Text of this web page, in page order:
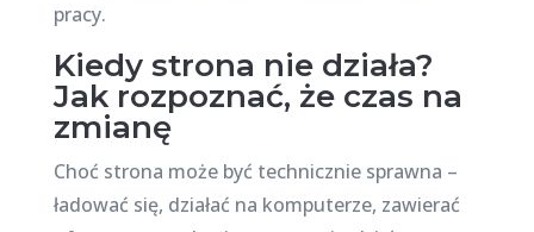
pracy.
Kiedy strona nie działa?
Jak rozpoznać, że czas na
zmianę
Choć strona może być technicznie sprawna –
ładować się, działać na komputerze, zawierać